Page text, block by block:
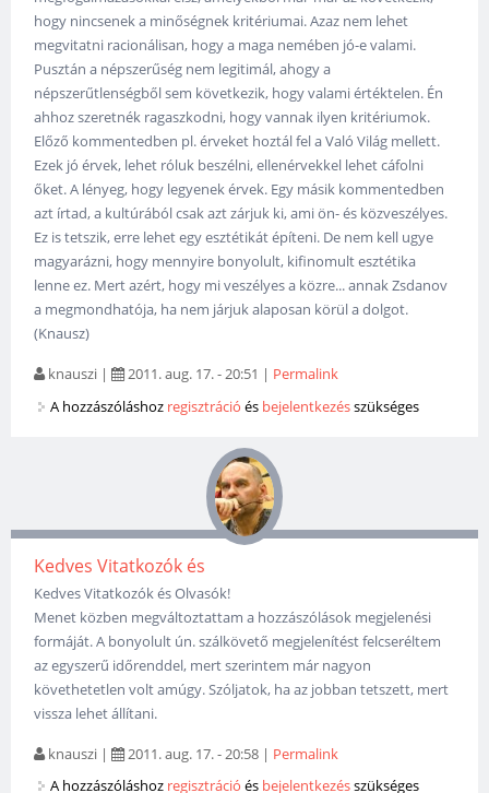
hogy nincsenek a minőségnek kritériumai. Azaz nem lehet
megvitatni racionálisan, hogy a maga nemében jó-e valami.
Pusztán a népszerűség nem legitimál, ahogy a
népszerűtlenségből sem következik, hogy valami értéktelen. Én
ahhoz szeretnék ragaszkodni, hogy vannak ilyen kritériumok.
Előző kommentedben pl. érveket hoztál fel a Való Világ mellett.
Ezek jó érvek, lehet róluk beszélni, ellenérvekkel lehet cáfolni
őket. A lényeg, hogy legyenek érvek. Egy másik kommentedben
azt írtad, a kultúrából csak azt zárjuk ki, ami ön- és közveszélyes.
Ez is tetszik, erre lehet egy esztétikát építeni. De nem kell ugye
magyarázni, hogy mennyire bonyolult, kifinomult esztétika
lenne ez. Mert azért, hogy mi veszélyes a közre... annak Zsdanov
a megmondhatója, ha nem járjuk alaposan körül a dolgot.
(Knausz)
knauszi | 2011. aug. 17. - 20:51 | Permalink
A hozzászóláshoz regisztráció és bejelentkezésszükséges
Kedves Vitatkozók és
Kedves Vitatkozók és Olvasók!
Menet közben megváltoztattam a hozzászólások megjelenési
formáját. A bonyolult ún. szálkövető megjelenítést felcseréltem
az egyszerű időrenddel, mert szerintem már nagyon
követhetetlen volt amúgy. Szóljatok, ha az jobban tetszett, mert
vissza lehet állítani.
knauszi | 2011. aug. 17. - 20:58 | Permalink
A hozzászóláshoz regisztráció és bejelentkezésszükséges